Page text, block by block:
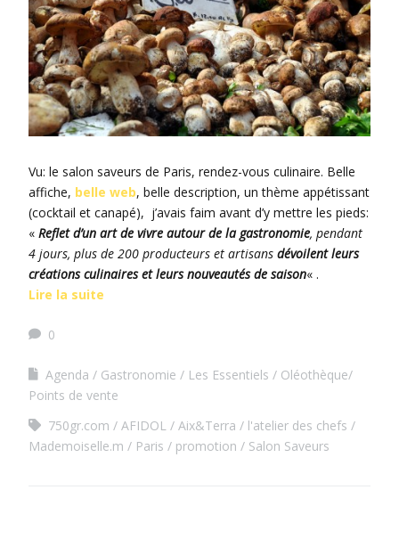
Vu: le salon saveurs de Paris, rendez-vous culinaire. Belle
affiche, belle web, belle description, un thème appétissant
(cocktail et canapé), j’avais faim avant d’y mettre les pieds:
« Reflet d’un art de vivre autour de la gastronomie, pendant
4 jours, plus de 200 producteurs et artisans dévoilent leurs
créations culinaires et leurs nouveautés de saison« .
Lire la suite
0
Agenda Gastronomie Les Essentiels
Oléothèque/
Points de vente
750gr.com
AFIDOL Aix&Terra
l'atelier des chefs
Mademoiselle.m
Paris promotion Salon Saveurs